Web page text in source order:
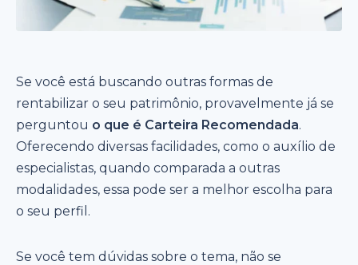
Se você está buscando outras formas de
rentabilizar o seu patrimônio, provavelmente já se
perguntou o que é Carteira Recomendada.
Oferecendo diversas facilidades, como o auxílio de
especialistas, quando comparada a outras
modalidades, essa pode ser a melhor escolha para
o seu perfil.
Se você tem dúvidas sobre o tema, não se